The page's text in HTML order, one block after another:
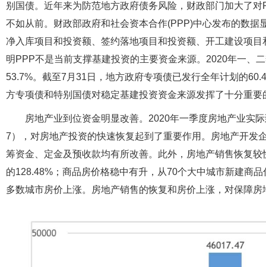
别国债。近年来为防范地方政府债务风险，财政部门加大了
不如从前。财政部政府和社会资本合作(PPP)中心发布的数
净入库项目和投资额、签约落地项目和投资额、开工建设项
明PPP不是当前支撑基建投资的主要资金来源。2020年一、
53.7%。截至7月31日，地方政府专项债已发行全年计划的
方专项债和特别国债对稳定基建投资资金来源发挥了十分重要
房地产业到位资金明显改善。2020年一季度房地产业实
7），对房地产投资的快速恢复起到了重要作用。房地产开发
筹资金、定金及预收款均有所改善。此外，房地产销售恢复
的128.48%；商品房价格稳中有升，从70个大中城市新建商
多数城市房价上涨。房地产销售的恢复和房价上涨，对保障